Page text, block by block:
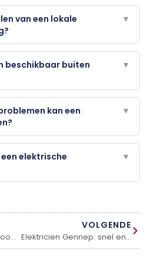
van een lokale
▼
beschikbaar buiten
▼
kan een
▼
elektrische
▼
Elektricien Bergen op Zoom: betrouwbaar en snel bij storingen
VOLGENDE
Elektricien Gennep: snel en betrouwbaar bij storingen